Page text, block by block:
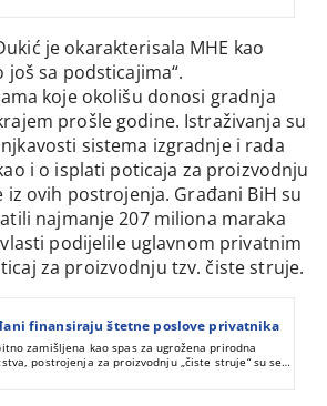
je okarakterisala MHE kao
još sa podsticajima“.
koje okolišu donosi gradnja
prošle godine. Istraživanja su
sistema izgradnje i rada
i o isplati poticaja za proizvodnju
iz ovih postrojenja. Građani BiH su
najmanje 207 miliona maraka
podijelile uglavnom privatnim
za proizvodnju tzv. čiste struje.
finansiraju štetne poslove privatnika
zamišljena kao spas za ugrožena prirodna
postrojenja za proizvodnju „čiste struje“ su se